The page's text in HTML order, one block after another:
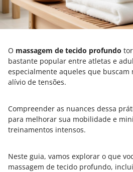
O massagem de tecido profundo
bastante popular entre atletas e
especialmente aqueles que
alívio de tensões.
Compreender as nuances dessa
para melhorar sua mobilidade e
treinamentos intensos.
Neste guia, vamos explorar o que
massagem de tecido profundo,